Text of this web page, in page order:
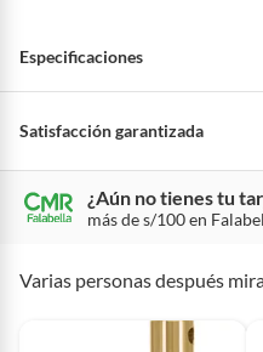
Especificaciones
Detalle de la garantía
Material
Tipo de nivel
Satisfacción garantizada
La mayoría de los productos tienen
hacer una devolución.
Conoce cuáles son:
Productos vendidos porFalabella,
¿Aún no tienes tu
más de s/100 en
Varias personas después